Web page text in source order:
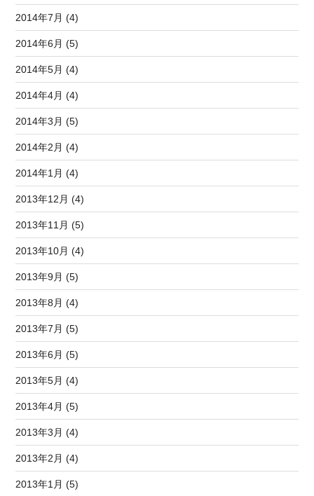
2014年7月 (4)
2014年6月 (5)
2014年5月 (4)
2014年4月 (4)
2014年3月 (5)
2014年2月 (4)
2014年1月 (4)
2013年12月 (4)
2013年11月 (5)
2013年10月 (4)
2013年9月 (5)
2013年8月 (4)
2013年7月 (5)
2013年6月 (5)
2013年5月 (4)
2013年4月 (5)
2013年3月 (4)
2013年2月 (4)
2013年1月 (5)